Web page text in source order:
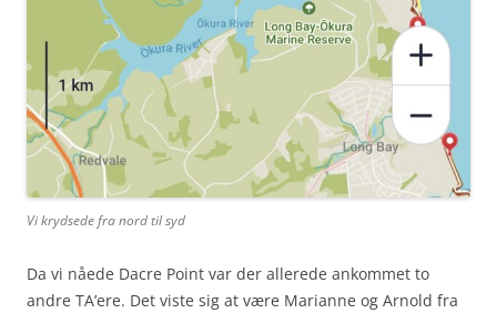
Vi krydsede fra nord til syd
Da vi nåede Dacre Point var der allerede ankommet to
andre TA’ere. Det viste sig at være Marianne og Arnold fra